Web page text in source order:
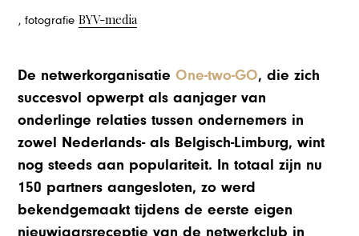
, fotografieBYV-media
De netwerkorganisatieOne-two-GO, die zich
succesvol opwerpt als aanjager van
onderlinge relaties tussen ondernemers in
zowel Nederlands- als Belgisch-Limburg, wint
nog steeds aan populariteit. In totaal zijn nu
150 partners aangesloten, zo werd
bekendgemaakt tijdens de eerste eigen
nieuwjaarsreceptie van de netwerkclub in